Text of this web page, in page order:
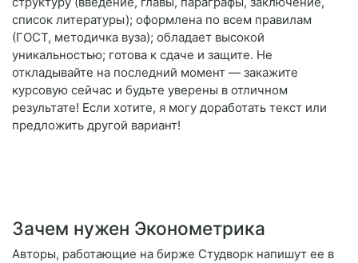
список литературы); оформлена по всем правилам
(ГОСТ, методичка вуза); обладает высокой
уникальностью; готова к сдаче и защите. Не
откладывайте на последний момент — закажите
курсовую сейчас и будьте уверены в отличном
результате! Если хотите, я могу доработать текст или
предложить другой вариант!
Зачем нужен Эконометрика
Авторы, работающие на бирже Студворк напишут ее в